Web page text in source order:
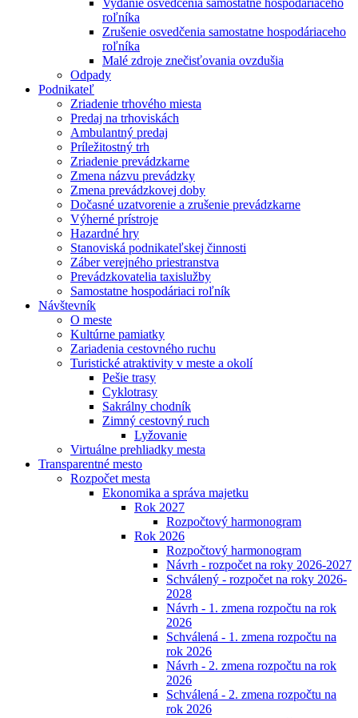
Vydanie osvedčenia samostatne hospodáriaceho
roľníka
Zrušenie osvedčenia samostatne hospodáriaceho
roľníka
Malé zdroje znečisťovania ovzdušia
Odpady
Podnikateľ
Zriadenie trhového miesta
Predaj na trhoviskách
Ambulantný predaj
Príležitostný trh
Zriadenie prevádzkarne
Zmena názvu prevádzky
Zmena prevádzkovej doby
Dočasné uzatvorenie a zrušenie prevádzkarne
Výherné prístroje
Hazardné hry
Stanoviská podnikateľskej činnosti
Záber verejného priestranstva
Prevádzkovatelia taxislužby
Samostatne hospodáriaci roľník
Návštevník
O meste
Kultúrne pamiatky
Zariadenia cestovného ruchu
Turistické atraktivity v meste a okolí
Pešie trasy
Cyklotrasy
Sakrálny chodník
Zimný cestovný ruch
Lyžovanie
Virtuálne prehliadky mesta
Transparentné mesto
Rozpočet mesta
Ekonomika a správa majetku
Rok 2027
Rozpočtový harmonogram
Rok 2026
Rozpočtový harmonogram
Návrh - rozpočet na roky 2026-2027
Schválený - rozpočet na roky 2026-
2028
Návrh - 1. zmena rozpočtu na rok
2026
Schválená - 1. zmena rozpočtu na
rok 2026
Návrh - 2. zmena rozpočtu na rok
2026
Schválená - 2. zmena rozpočtu na
rok 2026